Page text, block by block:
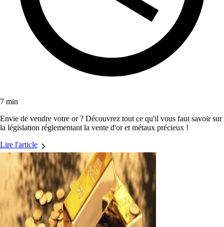
7 min
Envie de vendre votre or ? Découvrez tout ce qu'il vous faut savoir sur
la législation réglementant la vente d'or et métaux précieux !
Lire l'article